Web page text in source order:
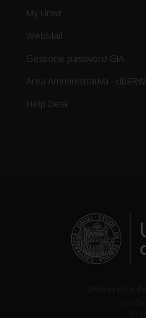
My Univr
WebMail
Gestione password GIA
Area Amministrativa - dbERW
Help Desk